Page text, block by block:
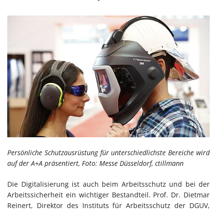
Persönliche Schutzausrüstung für unterschiedlichste Bereiche wird
auf der A+A präsentiert, Foto: Messe Düsseldorf, ctillmann
Die Digitalisierung ist auch beim Arbeitsschutz und bei der
Arbeitssicherheit ein wichtiger Bestandteil. Prof. Dr. Dietmar
Reinert, Direktor des Instituts für Arbeitsschutz der DGUV,